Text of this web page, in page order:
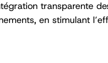
transparente
en stimulant